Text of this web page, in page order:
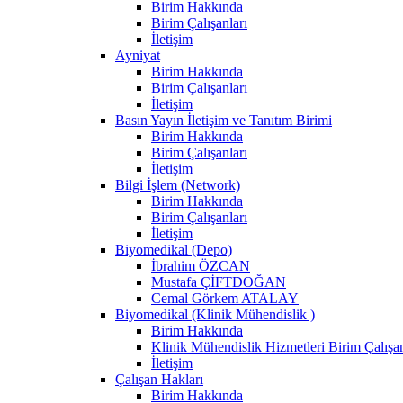
Birim Hakkında
Birim Çalışanları
İletişim
Ayniyat
Birim Hakkında
Birim Çalışanları
İletişim
Basın Yayın İletişim ve Tanıtım Birimi
Birim Hakkında
Birim Çalışanları
İletişim
Bilgi İşlem (Network)
Birim Hakkında
Birim Çalışanları
İletişim
Biyomedikal (Depo)
İbrahim ÖZCAN
Mustafa ÇİFTDOĞAN
Cemal Görkem ATALAY
Biyomedikal (Klinik Mühendislik )
Birim Hakkında
Klinik Mühendislik Hizmetleri Birim
İletişim
Çalışan Hakları
Birim Hakkında